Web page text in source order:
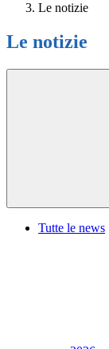
Le notizie
Le notizie
Tutte le news